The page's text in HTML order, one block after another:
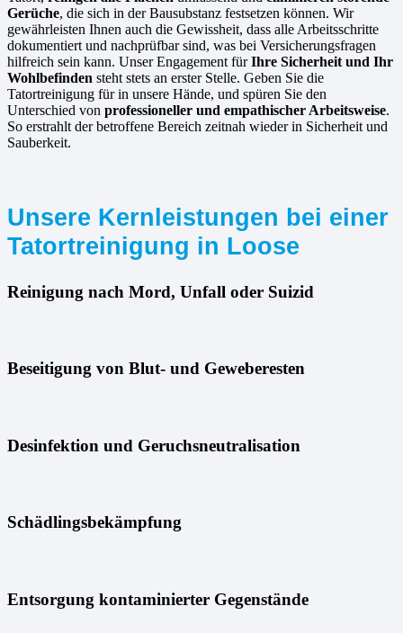
Gerüche, die sich in der Bausubstanz festsetzen können. Wir
gewährleisten Ihnen auch die Gewissheit, dass alle Arbeitsschritte
dokumentiert und nachprüfbar sind, was bei Versicherungsfragen
hilfreich sein kann. Unser Engagement fürIhre Sicherheit und Ihr
Wohlbefinden steht stets an erster Stelle. Geben Sie die
Tatortreinigung für in unsere Hände, und spüren Sie den
Unterschied von professioneller und empathischer Arbeitsweise.
So erstrahlt der betroffene Bereich zeitnah wieder in Sicherheit und
Sauberkeit.
Unsere Kernleistungen bei einer
Tatortreinigung in Loose
Reinigung nach Mord, Unfall oder Suizid
Beseitigung von Blut- und Geweberesten
Desinfektion und Geruchsneutralisation
Schädlingsbekämpfung
Entsorgung kontaminierter Gegenstände